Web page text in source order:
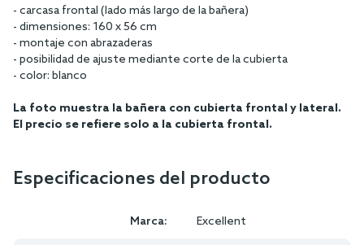
- carcasa frontal (lado más largo de la bañera)
- dimensiones: 160 x 56 cm
- montaje con abrazaderas
- posibilidad de ajuste mediante corte de la cubierta
- color: blanco
La foto muestra la bañera con cubierta frontal y lateral.
El precio se refiere solo a la cubierta frontal.
Especificaciones del producto
Marca: Excellent